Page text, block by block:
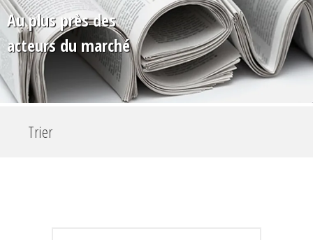
Au plus près des
acteurs du marché
Trier